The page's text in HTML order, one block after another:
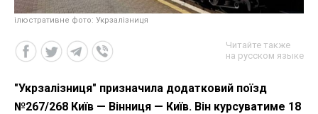
ілюстративне фото: Укрзалізниця
Читайте также
на русском языке
"Укрзалізниця" призначила додатковий поїзд
№267/268 Київ — Вінниця — Київ. Він курсуватиме 18